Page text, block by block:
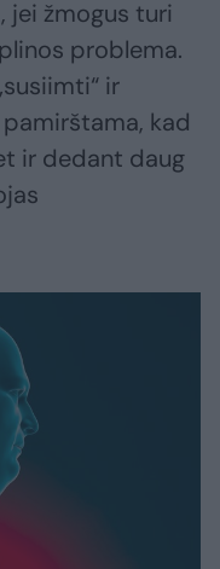
jei žmogus turi
problema.
ir
kad
ir dedant daug